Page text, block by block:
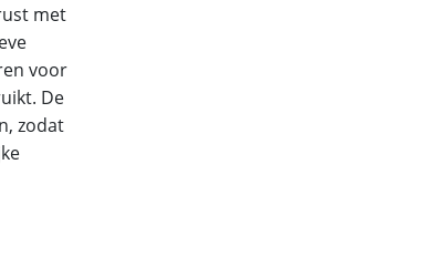
met
voor
De
zodat